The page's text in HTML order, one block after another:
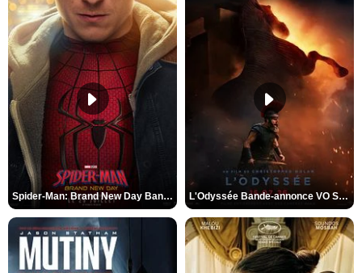
Spider-Man: Brand New Day Bande-annonce VO STFR L'Odyssée Bande-annonce VO STFR